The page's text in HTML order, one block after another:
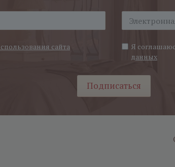
сайта Я
данных
Подписаться